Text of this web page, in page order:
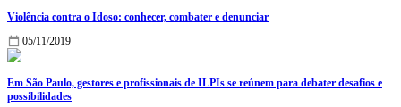
Violência contra o Idoso: conhecer, combater e denunciar
05/11/2019
Em São Paulo, gestores e profissionais de ILPIs se reúnem para debater desafios e
possibilidades